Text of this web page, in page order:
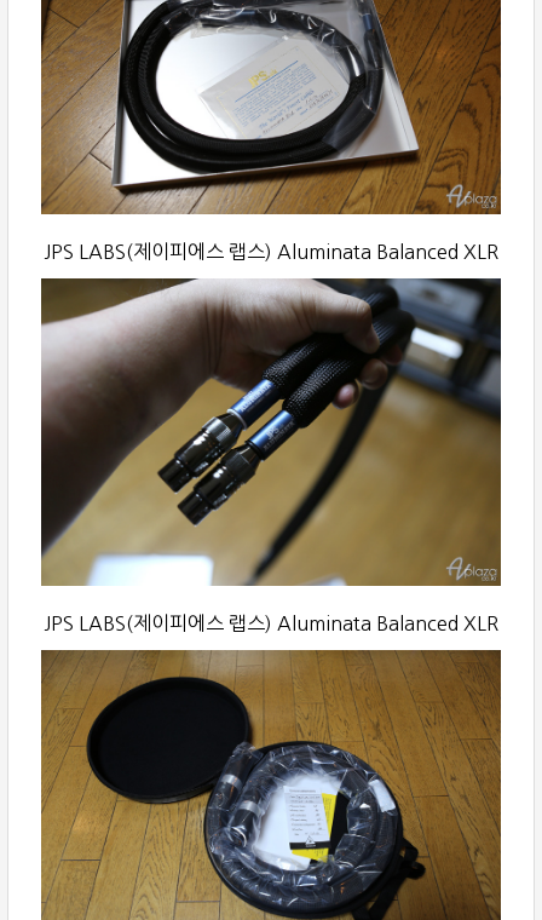
JPS LABS(제이피에스 랩스) Aluminata Balanced XLR
JPS LABS(제이피에스 랩스) Aluminata Balanced XLR